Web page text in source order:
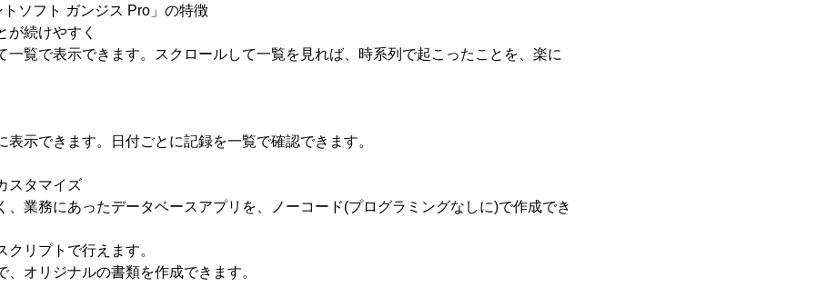
ソフト ガンジス Pro」の特徴
が続けやすく
一覧で表示できます。スクロールして一覧を見れば、時系列で起こったことを、楽に
表示できます。日付ごとに記録を一覧で確認できます。
スタマイズ
、業務にあったデータベースアプリを、ノーコード(プログラミングなしに)で作成でき
クリプトで行えます。
、オリジナルの書類を作成できます。